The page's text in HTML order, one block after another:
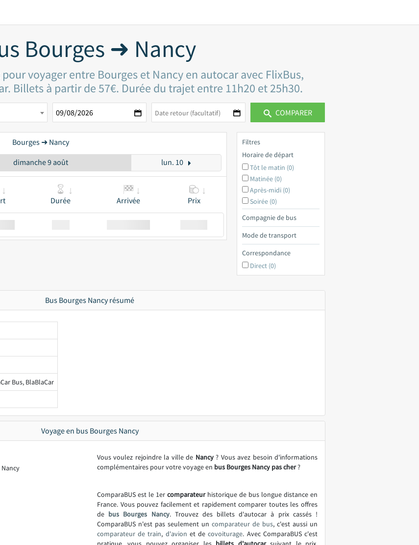
Bourges ➜ Nancy
voyager entre Bourges et Nancy en autocar avec FlixBus,
Billets à partir de 57€. Durée du trajet entre 11h20 et 25h30.
COMPARER
Bourges ➜ Nancy
dimanche 9 août lun. 10
Durée Arrivée Prix
Filtres
Horaire de départ
Tôt le matin (0)
Matinée (0)
Après-midi (0)
Soirée (0)
Compagnie de bus
Mode de transport
Correspondance
Direct (0)
Bus Bourges Nancy résumé
Bus, BlaBlaCar
Voyage en bus Bourges Nancy
Vous voulez rejoindre la ville de Nancy? Vous avez besoin d'informations
complémentaires pour votre voyage en bus Bourges Nancy pas cher?
ComparaBUS est le 1er comparateurhistorique de bus longue distance en
France. Vous pouvez facilement et rapidement comparer toutes les offres
de bus Bourges Nancy. Trouvez des billets d'autocar à prix cassés !
ComparaBUS n'est pas seulement un comparateur de bus, c'est aussi un
comparateur de train, d'avion et decovoiturage. Avec ComparaBUS c'est